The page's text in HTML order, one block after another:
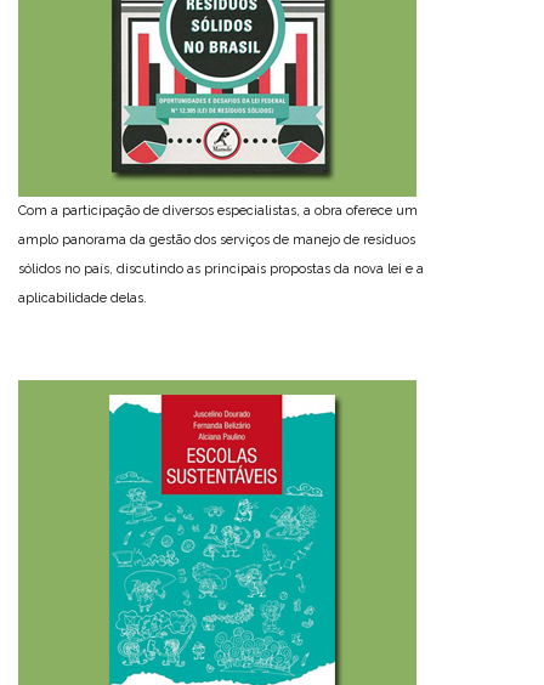
Com a participação de diversos especialistas, a obra oferece um
amplo panorama da gestão dos serviços de manejo de resíduos
sólidos no país, discutindo as principais propostas da nova lei e a
aplicabilidade delas.